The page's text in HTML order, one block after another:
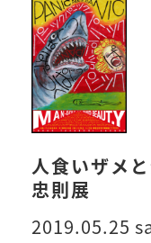
人食いザメ
忠則展
2019.05.25